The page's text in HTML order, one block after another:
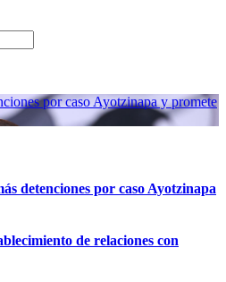
por caso Ayotzinapa y promete
detenciones por caso Ayotzinapa
de relaciones con